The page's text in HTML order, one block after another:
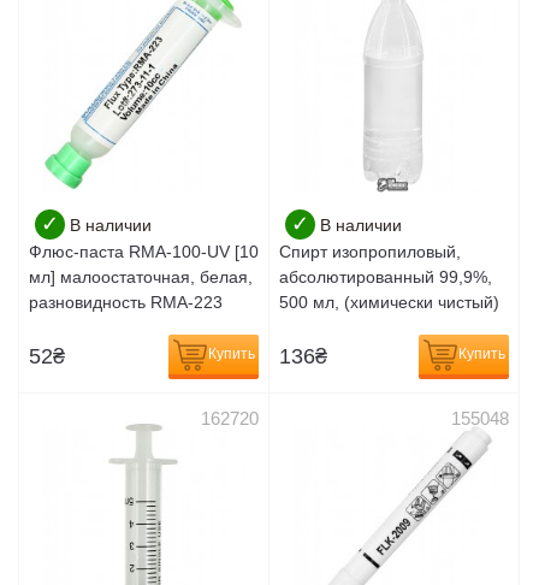
✓
В наличии
Флюс-паста RMA-100-UV [10
мл] малоостаточная, белая,
разновидность RMA-223
52₴ Купить
✓
В наличии
Спирт изопропиловый,
абсолютированный 99,9%,
500 мл, (химически чистый)
136₴ Купить
162720 155048